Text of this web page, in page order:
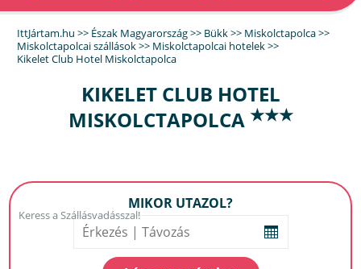
IttJártam.hu >> Észak Magyarország>> Bükk>> Miskolctapolca>>
Miskolctapolcai szállások>> Miskolctapolcai hotelek>>
Kikelet Club Hotel Miskolctapolca
KIKELET CLUB HOTEL
MISKOLCTAPOLCA ★★★
MIKOR UTAZOL?